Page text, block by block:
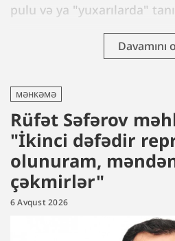
pulu və ya "yuxarılarda"
Davamını
MƏHKƏMƏ
Rüfət Səfərov
"İkinci dəfədir
olunuram,
çəkmirlər"
6 Avqust 2026